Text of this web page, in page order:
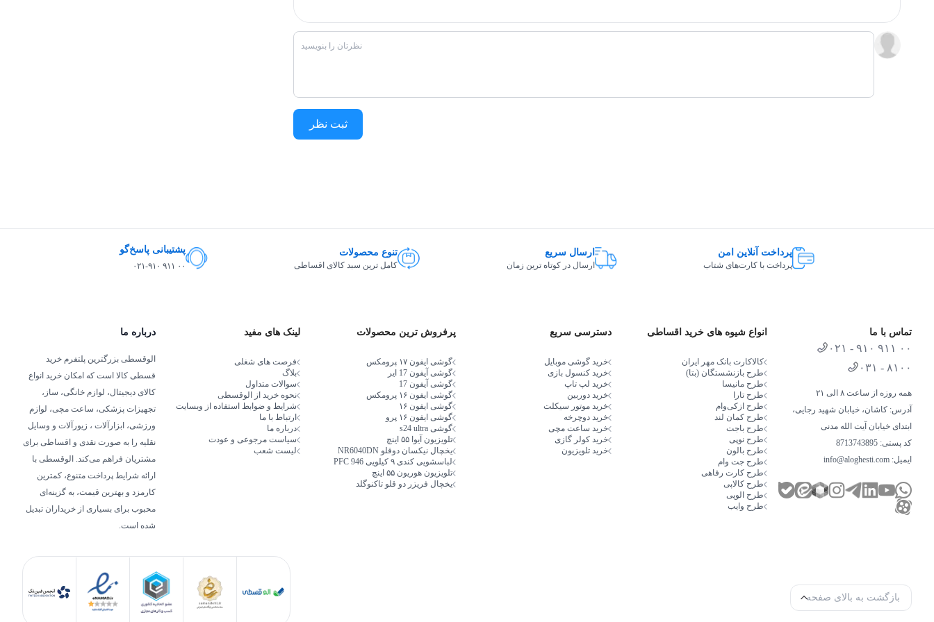
و قابلیت‌های هوشمند، عملکردی کارآمد و اقتصادی را به کاربران ارائه می‌دهد. همچنین، طراحی زیبا و مدرن این کولرگازی، آن را به گزینه‌ای
ثبت نظر
پرداخت آنلاین امن
پرداخت با کارت‌های شتاب
ارسال سریع
ارسال در کوتاه ترین زمان
تنوع محصولات
کامل ترین سبد کالای اقساطی
پشتیبانی پاسخ‌گو
۰۲۱-۹۱۰ ۹۱۱ ۰۰
تماس با ما
۰۲۱ - ۹۱۰ ۹۱۱ ۰۰
۰۳۱ - ۸۱۰۰
همه روزه از ساعت ۸ الی ۲۱
آدرس: کاشان، خیابان شهید رجایی،
ابتدای خیابان آیت الله مدنی
کد پستی: 8713743895
ایمیل: info@aloghesti.com
انواع شیوه های خرید اقساطی
کالاکارت بانک مهر ایران
طرح بازنشستگان (بتا)
طرح مانیسا
طرح تارا
طرح از‌کی‌وام
طرح کمان لند
طرح باجت
طرح نوپی
طرح بالون
طرح جت وام
طرح کارت رفاهی
طرح کالاپی
طرح الوپی
طرح وایب
دسترسی سریع
خرید گوشی موبایل
خرید کنسول بازی
خرید لپ تاپ
خرید دوربین
خرید موتور سیکلت
خرید دوچرخه
خرید ساعت مچی
خرید کولر گازی
خرید تلویزیون
پرفروش ترین محصولات
گوشی ایفون ۱۷ پرومکس
گوشی آیفون 17 ایر
گوشی آیفون 17
گوشی ایفون ۱۶ پرومکس
گوشی ایفون ۱۶
گوشی ایفون ۱۶ پرو
گوشی s24 ultra
تلویزیون آیوا ۵۵ اینچ
یخچال نیکسان دوقلو NR6040DN
لباسشویی کندی ۹ کیلویی PFC 946
تلویزیون هوریون ۵۵ اینچ
یخچال فریزر دو قلو تاکنوگلد
لینک های مفید
فرصت های شغلی
بلاگ
سوالات متداول
نحوه خرید از الوقسطی
شرایط و ضوابط استفاده از وبسایت
ارتباط با ما
درباره ما
سیاست مرجوعی و عودت
لیست شعب
درباره ما
الوقسطی بزرگترین پلتفرم خرید
قسطی کالا است که امکان خرید انواع
کالای دیجیتال، لوازم خانگی، ساز،
تجهیزات پزشکی، ساعت مچی، لوازم
ورزشی، ابزارآلات ، زیورآلات و وسایل
نقلیه را به صورت نقدی و اقساطی برای
مشتریان فراهم می‌کند. الوقسطی با
ارائه شرایط پرداخت متنوع، کمترین
کارمزد و بهترین قیمت، به گزینه‌ای
محبوب برای بسیاری از خریداران تبدیل
شده است.
بازگشت به بالای صفحه